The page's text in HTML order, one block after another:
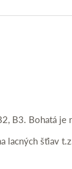
B3. Bohatá
lacných šťiav